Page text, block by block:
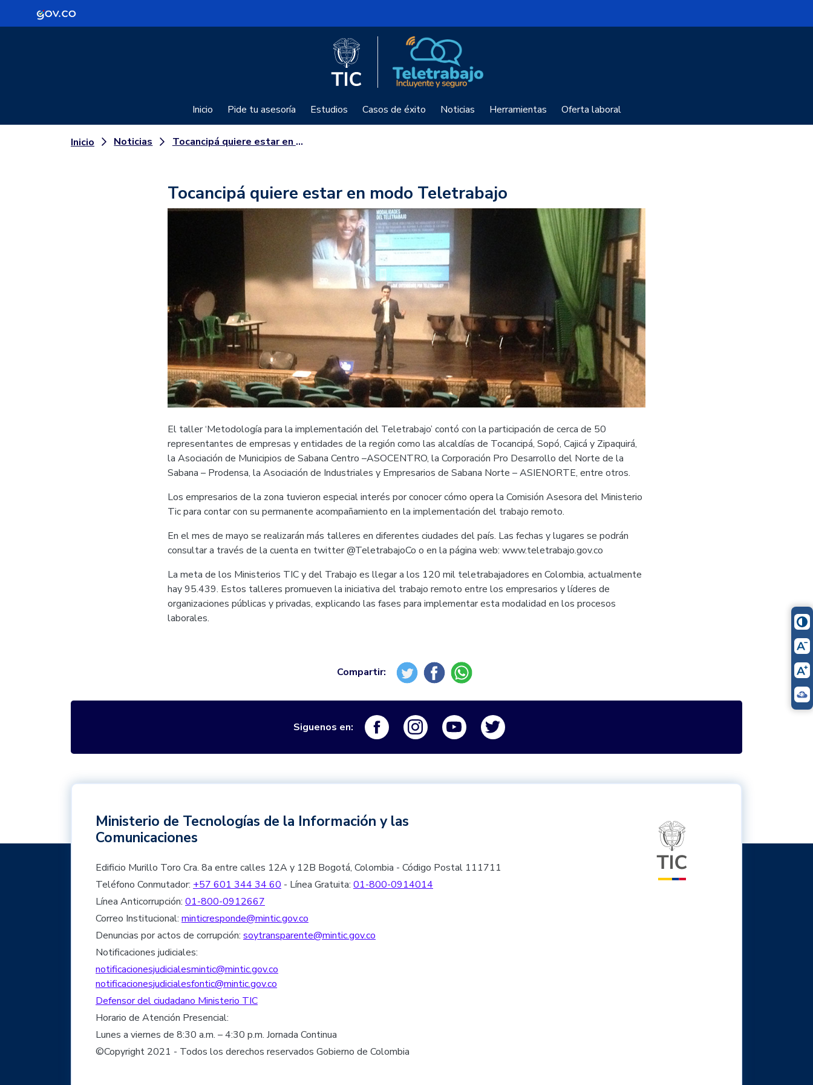
Logo Gobierno de Colombia
Logo del Ministerio TIC
Inicio Pide tu asesoría Estudios Casos de éxito Noticias Herramientas Oferta laboral
Inicio Noticias Tocancipá quiere estar en modo Teletrabajo
Tocancipá quiere estar en modo Teletrabajo
El taller ‘Metodología para la implementación del Teletrabajo’ contó con la participación de cerca de 50
representantes de empresas y entidades de la región como las alcaldías de Tocancipá, Sopó, Cajicá y Zipaquirá,
la Asociación de Municipios de Sabana Centro –ASOCENTRO, la Corporación Pro Desarrollo del Norte de la
Sabana – Prodensa, la Asociación de Industriales y Empresarios de Sabana Norte – ASIENORTE, entre otros.
Los empresarios de la zona tuvieron especial interés por conocer cómo opera la Comisión Asesora del Ministerio
Tic para contar con su permanente acompañamiento en la implementación del trabajo remoto.
En el mes de mayo se realizarán más talleres en diferentes ciudades del país. Las fechas y lugares se podrán
consultar a través de la cuenta en twitter @TeletrabajoCo o en la página web: www.teletrabajo.gov.co
La meta de los Ministerios TIC y del Trabajo es llegar a los 120 mil teletrabajadores en Colombia, actualmente
hay 95.439. Estos talleres promueven la iniciativa del trabajo remoto entre los empresarios y líderes de
organizaciones públicas y privadas, explicando las fases para implementar esta modalidad en los procesos
laborales.
Siguenos en: Logo FacebookLogo InstagramLogo Youtube
Ministerio de Tecnologías de la Información y las
Comunicaciones
Edificio Murillo Toro Cra. 8a entre calles 12A y 12B Bogotá, Colombia - Código Postal 111711
Teléfono Conmutador: +57 601 344 34 60 - Línea Gratuita: 01-800-0914014
Línea Anticorrupción: 01-800-0912667
Correo Institucional: minticresponde@mintic.gov.co
Denuncias por actos de corrupción: soytransparente@mintic.gov.co
Notificaciones judiciales:
notificacionesjudicialesmintic@mintic.gov.co
notificacionesjudicialesfontic@mintic.gov.co
Defensor del ciudadano Ministerio TIC
Horario de Atención Presencial:
Lunes a viernes de 8:30 a.m. – 4:30 p.m. Jornada Continua
©Copyright 2021 - Todos los derechos reservados Gobierno de Colombia